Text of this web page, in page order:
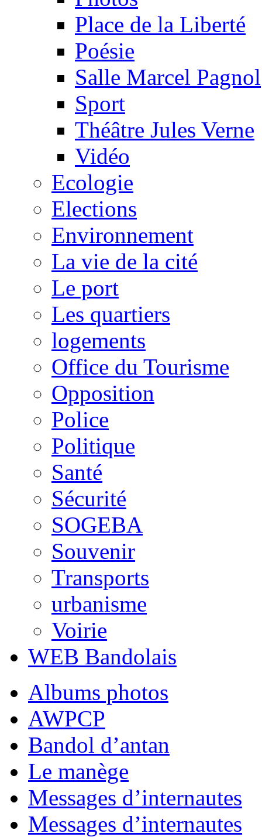
Place de la Liberté
Poésie
Salle Marcel Pagnol
Sport
Théâtre Jules Verne
Vidéo
Ecologie
Elections
Environnement
La vie de la cité
Le port
Les quartiers
logements
Office du Tourisme
Opposition
Police
Politique
Santé
Sécurité
SOGEBA
Souvenir
Transports
urbanisme
Voirie
WEB Bandolais
Albums photos
AWPCP
Bandol d’antan
Le manège
Messages d’internautes
Messages d’internautes